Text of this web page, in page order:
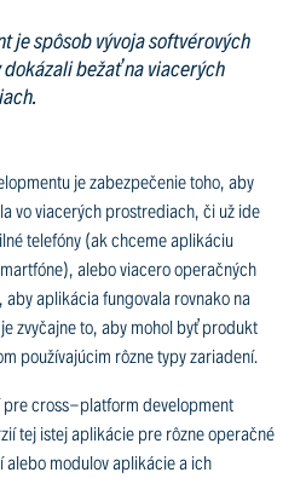
je spôsob vývoja softvérových
bežať na viacerých
je zabezpečenie toho, aby
vo viacerých prostrediach, či už ide
telefóny (ak chceme aplikáciu
alebo viacero operačných
aplikácia fungovala rovnako na
zvyčajne to, aby mohol byť produkt
používajúcim rôzne typy zariadení.
pre cross-platform development
tej istej aplikácie pre rôzne operačné
alebo modulov aplikácie a ich